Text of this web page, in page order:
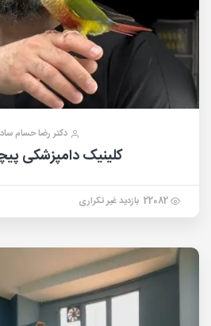
دکتر رضا حسام
کلینیک دامپزشکی
22082 بازدید غیر تکراری